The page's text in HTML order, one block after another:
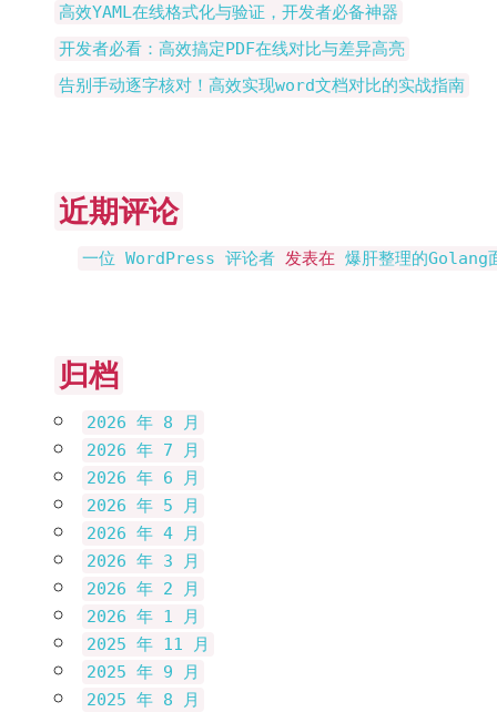
高效YAML在线格式化与验证，开发者必备神器
开发者必看：高效搞定PDF在线对比与差异高亮
告别手动逐字核对！高效实现word文档对比的实战指南
近期评论
一位 WordPress 评论者 发表在爆肝整理的Golang
归档
2026 年 8 月
2026 年 7 月
2026 年 6 月
2026 年 5 月
2026 年 4 月
2026 年 3 月
2026 年 2 月
2026 年 1 月
2025 年 11 月
2025 年 9 月
2025 年 8 月